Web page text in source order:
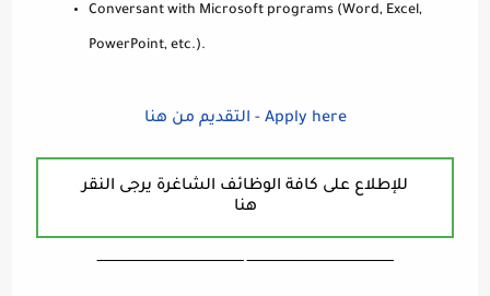
Conversant with Microsoft programs (Word, Excel,
PowerPoint, etc.).
التقديم من هنا - Apply here
للإطلاع على كافة الوظائف الشاغرة يرجى النقر
هنا
ـــــــــــــــــــــــــــــــــــــــــــــــــــــــــــــــــــ ـــــــــــــــــــــــــــــــــــــــــــــــــــــــــــــــــــ